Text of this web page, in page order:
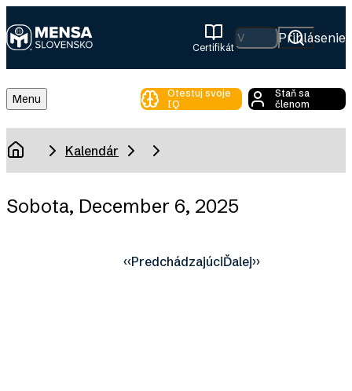
to
main
content
Certifikát
Hľadať Prihlásenie
Toggle
Menu
Otestuj svoje
IQ
Staň sa
členom
BreadcrumbKalendár
Sobota, December 6, 2025
‹‹PredchádzajúciĎalej››